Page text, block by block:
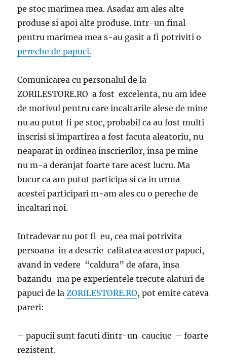
pe stoc marimea mea. Asadar am ales alte
produse si apoi alte produse. Intr-un final
pentru marimea mea s-au gasit a fi potriviti o
pereche de papuci.
Comunicarea cu personalul de la
ZORILESTORE.RO a fost excelenta, nu am idee
de motivul pentru care incaltarile alese de mine
nu au putut fi pe stoc, probabil ca au fost multi
inscrisi si impartirea a fost facuta aleatoriu, nu
neaparat in ordinea inscrierilor, insa pe mine
nu m-a deranjat foarte tare acest lucru. Ma
bucur ca am putut participa si ca in urma
acestei participari m-am ales cu o pereche de
incaltari noi.
Intradevar nu pot fi eu, cea mai potrivita
persoana in a descrie calitatea acestor papuci,
avand in vedere “caldura” de afara, insa
bazandu-ma pe experientele trecute alaturi de
papuci de la ZORILESTORE.RO, pot emite cateva
pareri:
– papucii sunt facuti dintr-un cauciuc – foarte
rezistent.